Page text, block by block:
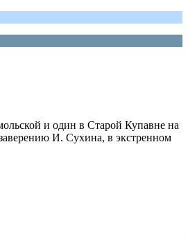
и один в Старой Купавне на
И. Сухина, в экстренном